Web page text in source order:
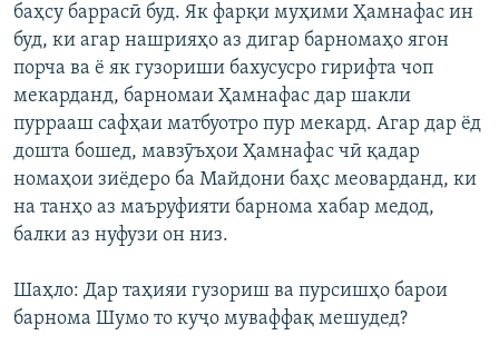
баҳсу баррасӣ буд. Як фарқи муҳими Ҳамнафас ин
буд, ки агар нашрияҳо аз дигар барномаҳо ягон
порча ва ё як гузориши бахусусро гирифта чоп
мекарданд, барномаи Ҳамнафас дар шакли
пуррааш сафҳаи матбуотро пур мекард. Агар дар ёд
дошта бошед, мавзӯъҳои Ҳамнафас чӣ қадар
номаҳои зиёдеро ба Майдони баҳс меоварданд, ки
на танҳо аз маъруфияти барнома хабар медод,
балки аз нуфузи он низ.
Шаҳло: Дар таҳияи гузориш ва пурсишҳо барои
барнома Шумо то куҷо муваффақ мешудед?